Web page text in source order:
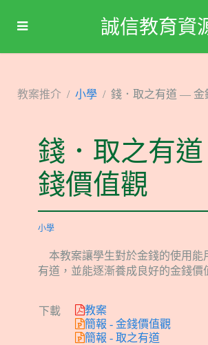
誠信教育資
教案推介 小學 錢．取之有道 — 金
錢．取之有
錢價值觀
小學
本教案讓學生對於金錢的使用能
有道，並能逐漸養成良好的金錢價
下載
教案
簡報 - 金錢價值觀
簡報 - 取之有道